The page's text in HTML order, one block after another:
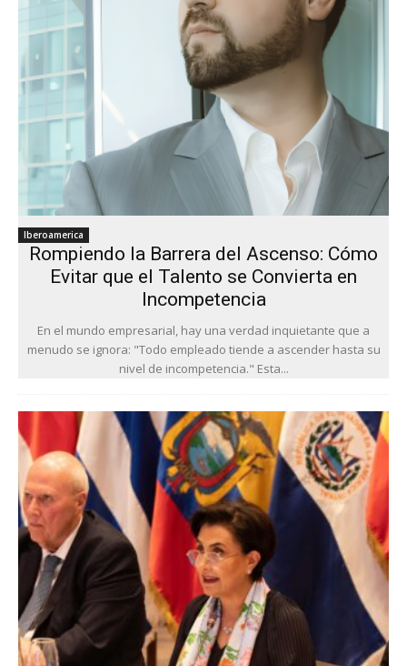
Iberoamerica
Rompiendo la Barrera del Ascenso: Cómo
Evitar que el Talento se Convierta en
Incompetencia
En el mundo empresarial, hay una verdad inquietante que a
menudo se ignora: "Todo empleado tiende a ascender hasta su
nivel de incompetencia." Esta...